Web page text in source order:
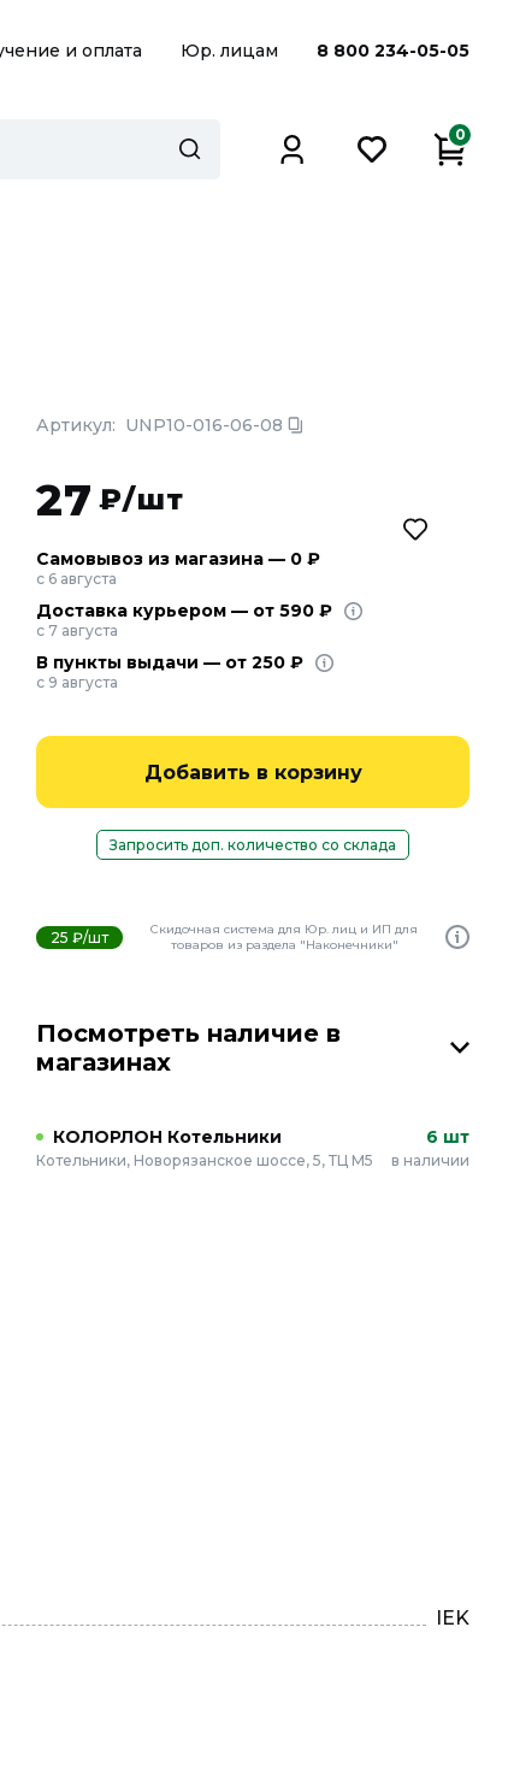
и оплата Юр. лицам 8 800 234-05-05
0
Артикул: UNP10-016-06-08
27 ₽/шт
Самовывоз из магазина — 0 ₽
с 6 августа
Доставка курьером — от 590 ₽
с 7 августа
В пункты выдачи — от 250 ₽
с 9 августа
Добавить в корзину
Запросить доп. количество со склада
25 ₽/шт
Скидочная система для Юр. лиц и ИП для
товаров из раздела "Наконечники"
Посмотреть наличие в
магазинах
КОЛОРЛОН Котельники
Котельники, Новорязанское шоссе, 5, ТЦ М5
6 шт
в наличии
IEK